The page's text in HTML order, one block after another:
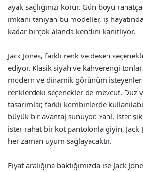
ayak sağlığınızı korur. Gün boyu
imkanı tanıyan bu modeller, iş
kadar birçok alanda kendini kanıtlıyor.
Jack Jones, farklı renk ve desen
ediyor. Klasik siyah ve kahverengi
modern ve dinamik görünüm isteyenler
renklerdeki seçenekler de mevcut. Düz
tasarımlar, farklı kombinlerde
büyük bir avantaj sunuyor. Yani, ister
ister rahat bir kot pantolonla giyin, Jack
her zaman uyum sağlayacaktır.
Fiyat aralığına baktığımızda ise Jack